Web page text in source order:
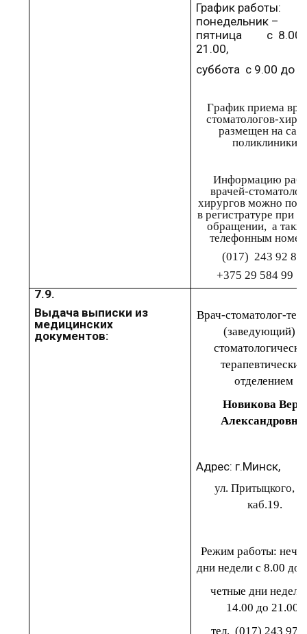
График работы:
понедельник –
пятница
с 8.00
21.00,
суббота с 9.00 до
Графикприема
стоматологов-
размещен на с
поликлиники.
Информацию
врачей-
хирургов можно
в регистратуре при
обращении, а
телефонным
(017) 243 92 86,
+375 29 584 99
7.9.
Выдача выписки из
медицинских
документов:
Врач-стоматолог-
(заведующий) 1
терапевтическим
отделением
Новикова Вера
Александровна,
Адрес: г.Минск,
ул. Притыцкого,
каб.19.
Режим работы:
дни неделис8.00 до
четные дни недели
14.00 до 21.00,
тел. (017)243 97